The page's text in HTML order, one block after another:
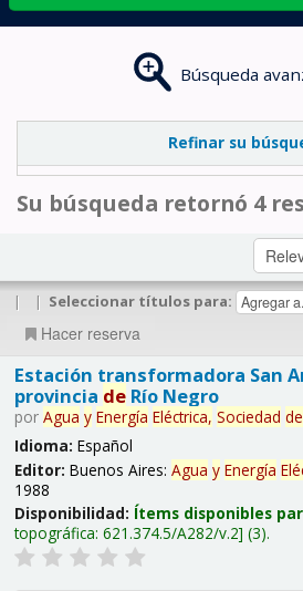
Búsqueda
Refinar su
Su búsqueda retornó 4
| | Seleccionar títulos para:
Hacer reserva
Estación transformadora San
provincia deRío Negro
por Agua y Energía Eléctrica, Sociedad de
Idioma: Español
Editor: Buenos Aires: Agua y Energía
1988
Disponibilidad: Ítems disponibles
topográfica: 621.374.5/A282/v.2 (3).